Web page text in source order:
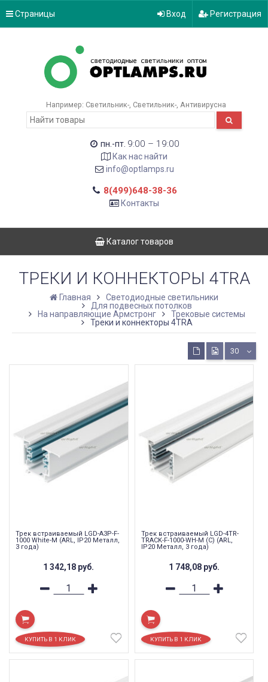
Страницы Вход Регистрация
Например: Светильник- Светильник- Антивирусна
пн.-пт. 9:00 – 19:00
Как нас найти
info@optlamps.ru
8(499)648-38-36
Контакты
Каталог товаров
ТРЕКИ И КОННЕКТОРЫ 4TRA
Главная
Светодиодные светильники
Для подвесных потолков
На направляющие Армстронг
Трековые системы
Треки и коннекторы 4TRA
30
Трек встраиваемый LGD-A3P-F-
1000 White-M (ARL, IP20 Металл,
3 года)
1 342,18 руб.
Трек встраиваемый LGD-4TR-
TRACK-F-1000-WH-M (C) (ARL,
IP20 Металл, 3 года)
1 748,08 руб.